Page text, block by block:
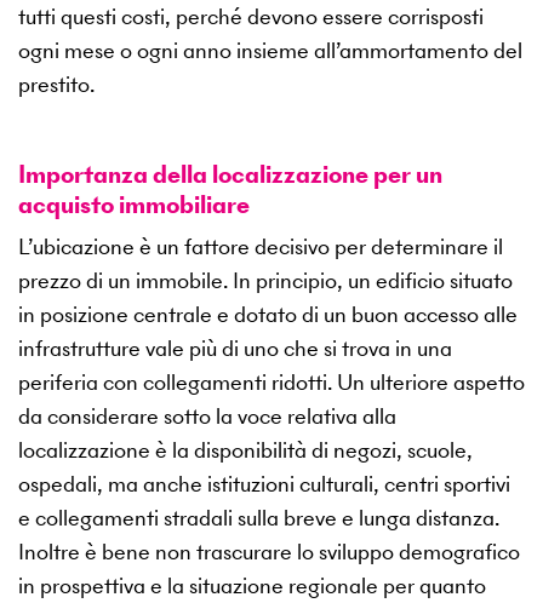
tutti questi costi, perché devono essere corrisposti
ogni mese o ogni anno insieme all’ammortamento del
prestito.
Importanza della localizzazione per un
acquisto immobiliare
L’ubicazione è un fattore decisivo per determinare il
prezzo di un immobile. In principio, un edificio situato
in posizione centrale e dotato di un buon accesso alle
infrastrutture vale più di uno che si trova in una
periferia con collegamenti ridotti. Un ulteriore aspetto
da considerare sotto la voce relativa alla
localizzazione è la disponibilità di negozi, scuole,
ospedali, ma anche istituzioni culturali, centri sportivi
e collegamenti stradali sulla breve e lunga distanza.
Inoltre è bene non trascurare lo sviluppo demografico
in prospettiva e la situazione regionale per quanto